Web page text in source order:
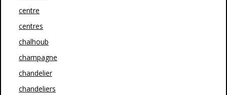
centre
centres
chalhoub
champagne
chandelier
chandeliers